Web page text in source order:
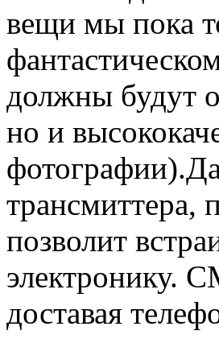
вещи мы пока
должны будут
но и
фотографии).
трансмиттера,
позволит
электронику.
доставая